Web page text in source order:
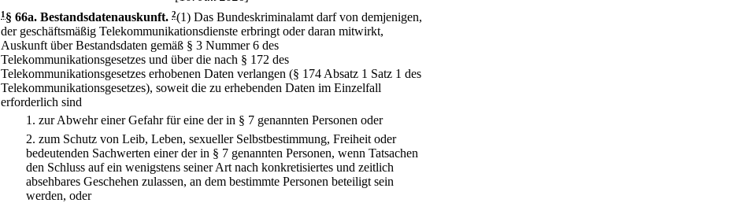
1 § 66a. Bestandsdatenauskunft. 2(1) Das Bundeskriminalamt darf von demjenigen,
der geschäftsmäßig Telekommunikationsdienste erbringt oder daran mitwirkt,
Auskunft über Bestandsdaten gemäß § 3 Nummer 6 des
Telekommunikationsgesetzes und über die nach § 172 des
Telekommunikationsgesetzes erhobenen Daten verlangen (§ 174 Absatz 1 Satz 1 des
Telekommunikationsgesetzes), soweit die zu erhebenden Daten im Einzelfall
erforderlich sind
1. zur Abwehr einer Gefahr für eine der in § 7 genannten Personen oder
2. zum Schutz von Leib, Leben, sexueller Selbstbestimmung, Freiheit oder
bedeutenden Sachwerten einer der in § 7 genannten Personen, wenn Tatsachen
den Schluss auf ein wenigstens seiner Art nach konkretisiertes und zeitlich
absehbares Geschehen zulassen, an dem bestimmte Personen beteiligt sein
werden, oder